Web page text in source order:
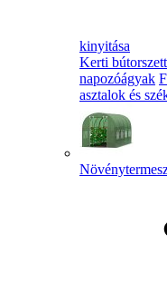
kinyitása
Kerti
napozóágyak
asztalok és